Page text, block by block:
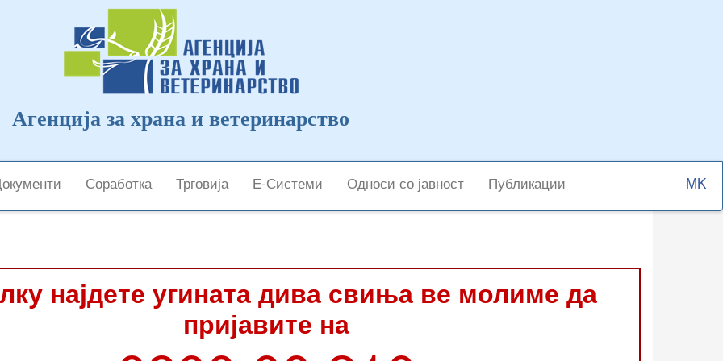
Агенција за храна и ветеринарство
Соработка Трговија Е-Системи Односи со јавност Публикации
Select
your
најдете угината дива свиња ве молиме да
пријавите на